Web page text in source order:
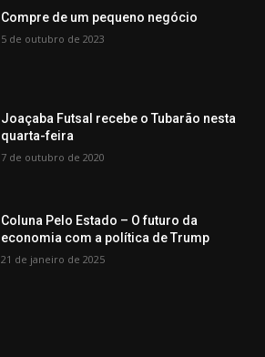
Compre de um pequeno negócio
5 de outubro de 2023
Joaçaba Futsal recebe o Tubarão nesta
quarta-feira
7 de outubro de 2020
Coluna Pelo Estado – O futuro da
economia com a política de Trump
21 de janeiro de 2025